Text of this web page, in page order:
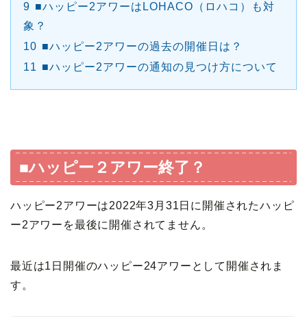
9 ■ハッピー2アワーはLOHACO（ロハコ）も対
象？
10 ■ハッピー2アワーの過去の開催日は？
11 ■ハッピー2アワーの通知の見つけ方について
■ハッピー２アワー終了？
ハッピー2アワーは2022年3月31日に開催されたハッピ
ー2アワーを最後に開催されてません。
最近は1日開催のハッピー24アワーとして開催されま
す。